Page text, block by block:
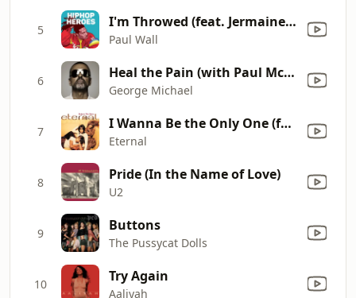
5 I'm Throwed (feat. Jermaine Dupri)
Paul Wall
6 Heal the Pain (with Paul McCartney)
George Michael
7 I Wanna Be the Only One (feat. Bebe Winans)
Eternal
8 Pride (In the Name of Love)
U2
9 Buttons
The Pussycat Dolls
10 Try Again
Aaliyah